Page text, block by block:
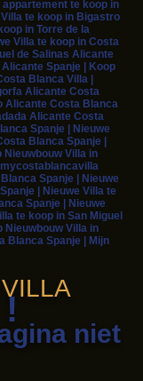
te koop in
te koop in Bigastro
in Torre de la
Villa te koop in Costa
de Salinas Alicante
Spanje | Koop
Blanca Villa |
Alicante Costa
Alicante Costa Blanca
Alicante Costa
Spanje | Nieuwe
Blanca Spanje |
Nieuwbouw Villa in
Spanje | Nieuwe
| Nieuwe Villa te
Spanje | Nieuwe
te koop in San Miguel
Nieuwbouw Villa in
Blanca Spanje | Mijn
niet